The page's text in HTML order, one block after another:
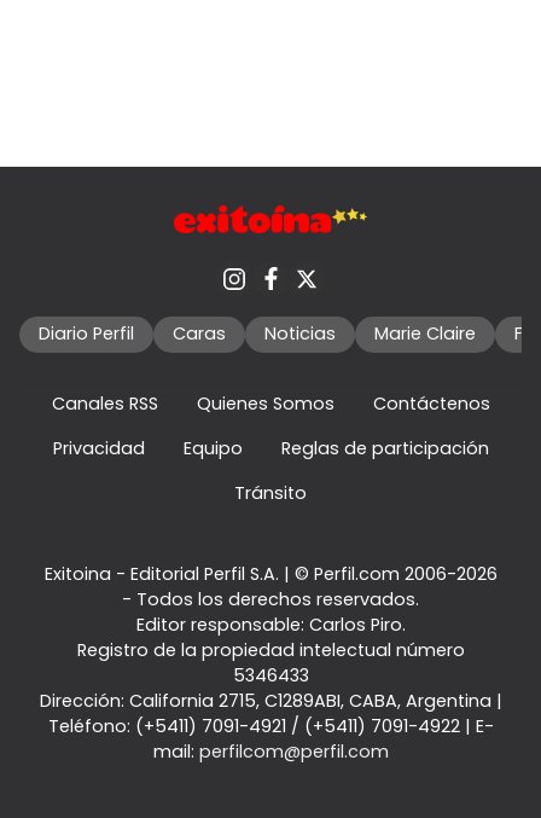
Diario Perfil Caras Noticias Marie Claire
Canales RSS Quienes Somos
Contáctenos
Privacidad
Equipo
Reglas de participación
Tránsito
Exitoina - Editorial Perfil S.A. | © Perfil.com 2006-2026
- Todos los derechos reservados.
Editor responsable: Carlos Piro.
Registro de la propiedad intelectual número
5346433
Dirección: California 2715, C1289ABI, CABA, Argentina |
Teléfono: (+5411) 7091-4921 / (+5411) 7091-4922| E-
mail: perfilcom@perfil.com